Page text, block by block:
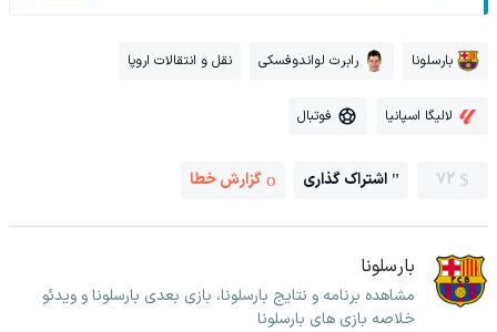
بارسلونا رابرت لواندوفسکی نقل و انتقالات اروپا
لالیگا اسپانیا فوتبال
72 اشتراک گذاری گزارش خطا
بارسلونا
مشاهده برنامه و نتایج بارسلونا، بازی بعدی بارسلونا و ویدئو
خلاصه بازی های بارسلونا